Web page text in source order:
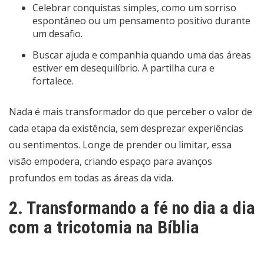
Celebrar conquistas simples, como um sorriso
espontâneo ou um pensamento positivo durante
um desafio.
Buscar ajuda e companhia quando uma das áreas
estiver em desequilíbrio. A partilha cura e
fortalece.
Nada é mais transformador do que perceber o valor de
cada etapa da existência, sem desprezar experiências
ou sentimentos. Longe de prender ou limitar, essa
visão empodera, criando espaço para avanços
profundos em todas as áreas da vida.
2. Transformando a fé no dia a dia
com a tricotomia na Bíblia